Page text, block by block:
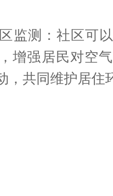
测：社区可以
增强居民对空
，共同维护居住